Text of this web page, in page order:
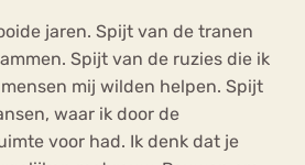
jaren. Spijt van de tranen
Spijt van de ruzies die ik
mij wilden helpen. Spijt
waar ik door de
voor had. Ik denk dat je